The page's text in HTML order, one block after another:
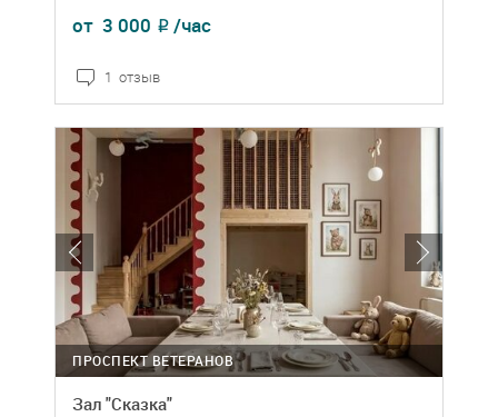
от 3 000 ₽ /час
1 отзыв
ПРОСПЕКТ ВЕТЕРАНОВ
Зал "Сказка"